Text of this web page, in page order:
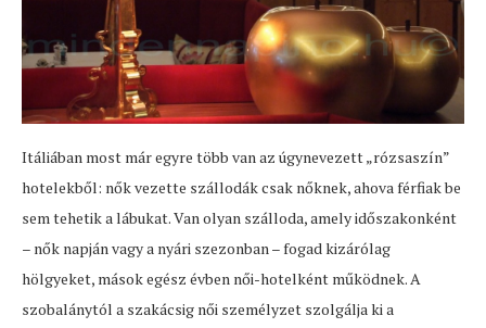
Itáliában most már egyre több van az úgynevezett „rózsaszín”
hotelekből: nők vezette szállodák csak nőknek, ahova férfiak be
sem tehetik a lábukat. Van olyan szálloda, amely időszakonként
– nők napján vagy a nyári szezonban – fogad kizárólag
hölgyeket, mások egész évben női-hotelként működnek. A
szobalánytól a szakácsig női személyzet szolgálja ki a